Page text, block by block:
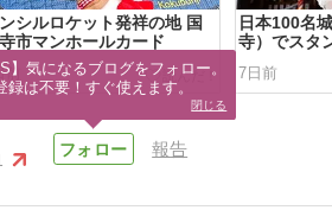
シルロケット発祥の地 国
市マンホールカード
前
日本100名
寺）でスタ
7日前
報告
】気になるブログをフォロー。
録は不要！すぐ使えます。
閉じる